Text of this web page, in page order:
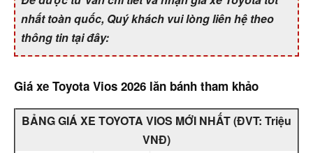
nhất toàn quốc, Quý khách vui lòng liên hệ theo
thông tin tại đây:
Giá xe Toyota Vios 2026 lăn bánh tham khảo
BẢNG GIÁ XE TOYOTA VIOS MỚI NHẤT (ĐVT: Triệu
VNĐ)